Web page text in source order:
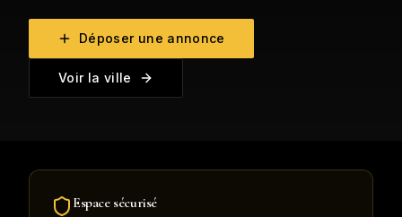
Déposer une annonce
Voir la ville
Espace sécurisé